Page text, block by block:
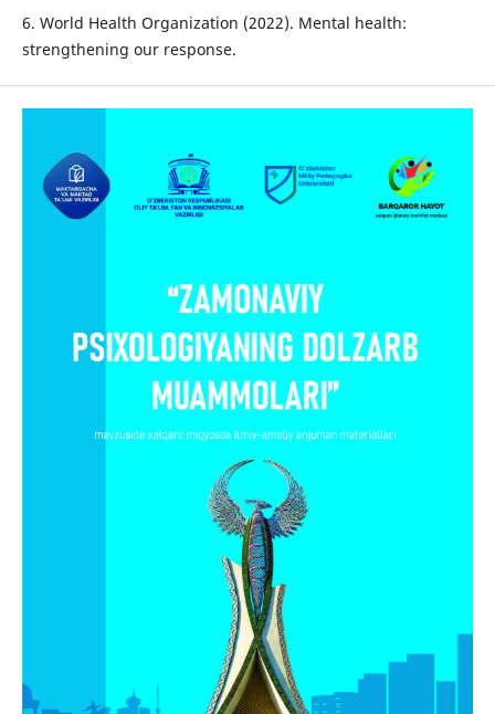
6. World Health Organization (2022). Mental health:
strengthening our response.